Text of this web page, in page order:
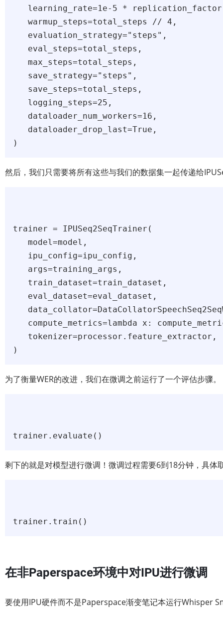
learning_rate=1e-5 *
   warmup_steps=total_steps // 4,
   evaluation_strategy="steps",
   eval_steps=total_steps,
   max_steps=total_steps,
   save_strategy="steps",
   save_steps=total_steps,
   logging_steps=25,
   dataloader_num_workers=16,
   dataloader_drop_last=True,
然后，我们只需要将所有这些与我们的数据集一起传递给
trainer = IPUSeq2SeqTrainer(
   model=model,
   ipu_config=ipu_config,
   args=training_args,
   train_dataset=train_dataset,
   eval_dataset=eval_dataset,
compute_metrics=lambda x:
   tokenizer=processor.feature_extractor,
为了衡量WER的改进，我们在微调之前运行了一个评估步骤。
剩下的就是对模型进行微调！微调过程需要6到18分钟，具体
在非Paperspace环境中对IPU进行微调
要使用IPU硬件而不是Paperspace渐变笔记本运行Whisper